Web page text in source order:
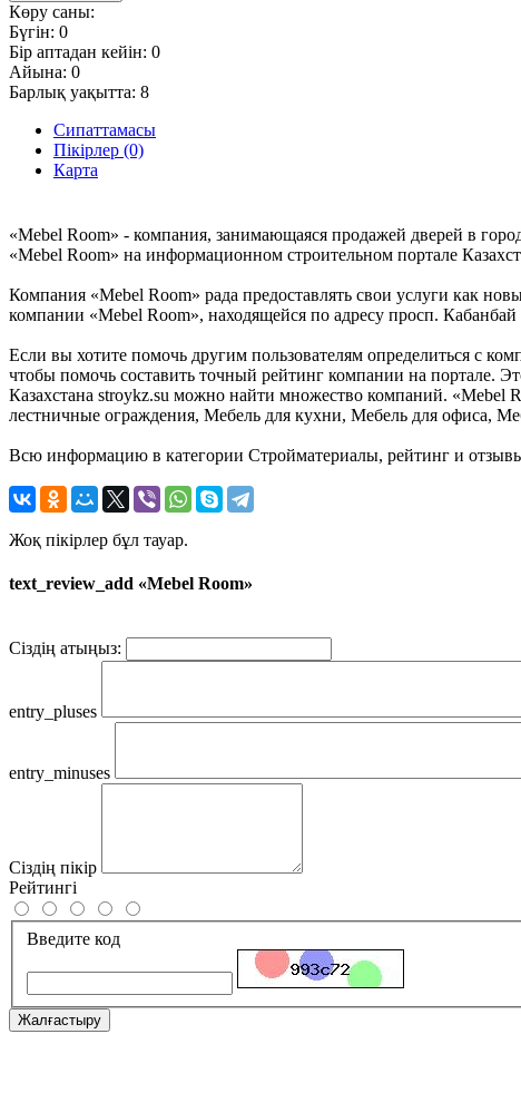
Көру саны:
Бүгін: 0
Бір аптадан кейін: 0
Айына: 0
Барлық уақытта: 8
Сипаттамасы
Пікірлер (0)
Карта
«Mebel Room» - компания, занимающаяся продажей дверей в
«Mebel Room» на информационном строительном портале
Компания «Mebel Room» рада предоставлять свои услуги как
компании «Mebel Room», находящейся по адресу просп.
Если вы хотите помочь другим пользователям определиться с
чтобы помочь составить точный рейтинг компании на портале.
Казахстана stroykz.su можно найти множество компаний. «Mebel
лестничные ограждения, Мебель для кухни, Мебель для офиса,
Всю информацию в категории Стройматериалы, рейтинг и
Жоқ пікірлер бұл тауар.
text_review_add «Mebel Room»
Сіздің атыңыз:
entry_pluses
entry_minuses
Сіздің пікір
Рейтингі
Введите код
Жалғастыру